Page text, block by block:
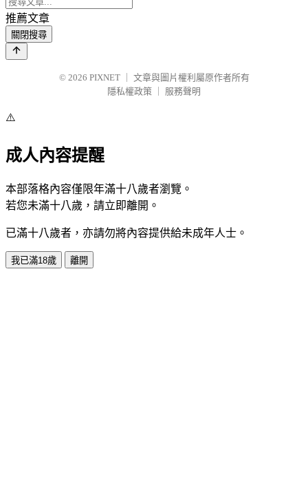
推薦文章
關閉搜尋
© 2026 PIXNET
文章與圖片權利屬原作者所有
隱私權政策
服務聲明
⚠️
成人內容提醒
本部落格內容僅限年滿十八歲者瀏覽。
若您未滿十八歲，請立即離開。
已滿十八歲者，亦請勿將內容提供給未成年人士。
我已滿18歲 離開